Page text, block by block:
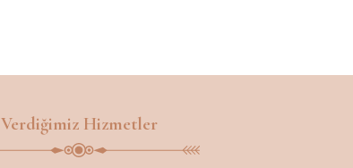
Verdiğimiz Hizmetler